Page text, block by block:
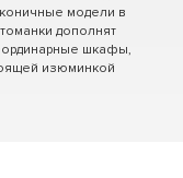
модели в
дополнят
шкафы,
изюминкой